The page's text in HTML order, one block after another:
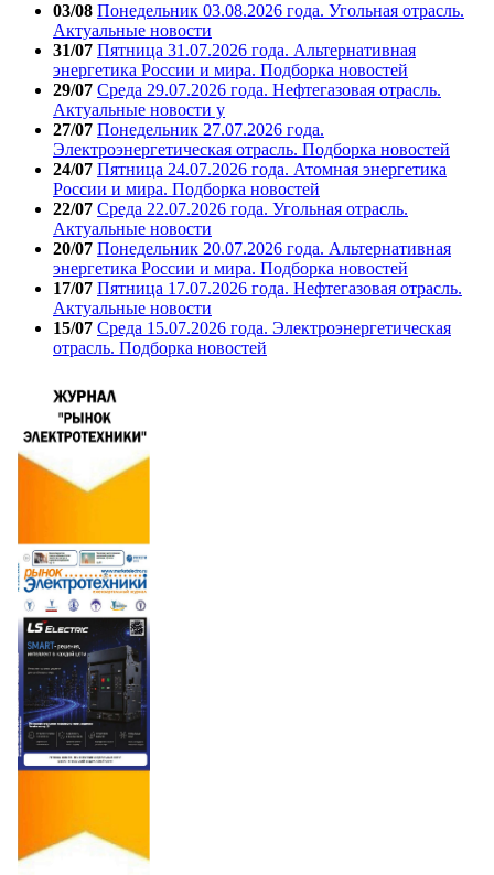
03/08 Понедельник 03.08.2026 года. Угольная отрасль.
Актуальные новости
31/07 Пятница 31.07.2026 года. Альтернативная
энергетика России и мира. Подборка новостей
29/07 Среда 29.07.2026 года. Нефтегазовая отрасль.
Актуальные новости у
27/07 Понедельник 27.07.2026 года.
Электроэнергетическая отрасль. Подборка новостей
24/07 Пятница 24.07.2026 года. Атомная энергетика
России и мира. Подборка новостей
22/07 Среда 22.07.2026 года. Угольная отрасль.
Актуальные новости
20/07 Понедельник 20.07.2026 года. Альтернативная
энергетика России и мира. Подборка новостей
17/07 Пятница 17.07.2026 года. Нефтегазовая отрасль.
Актуальные новости
15/07 Среда 15.07.2026 года. Электроэнергетическая
отрасль. Подборка новостей